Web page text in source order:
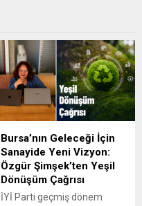
Bursa’nın Geleceği İçin
Sanayide Yeni Vizyon:
Özgür Şimşek’ten Yeşil
Dönüşüm Çağrısı
İYİ Parti geçmiş dönem